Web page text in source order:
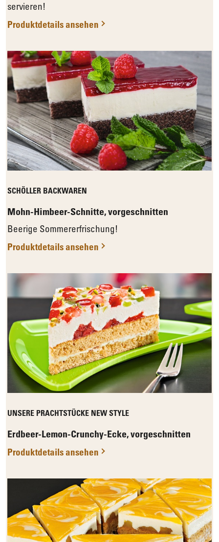
servieren!
Produktdetails ansehen
SCHÖLLER BACKWAREN
Mohn-Himbeer-Schnitte, vorgeschnitten
Beerige Sommererfrischung!
Produktdetails ansehen
UNSERE PRACHTSTÜCKE NEW STYLE
Erdbeer-Lemon-Crunchy-Ecke, vorgeschnitten
Produktdetails ansehen